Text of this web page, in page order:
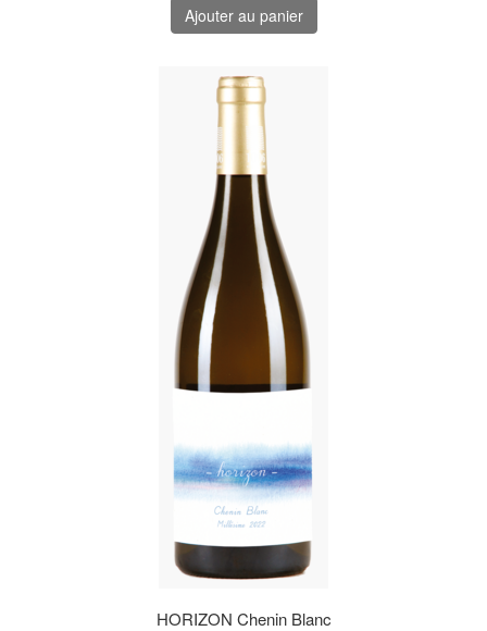
Ajouter au panier
HORIZON Chenin Blanc